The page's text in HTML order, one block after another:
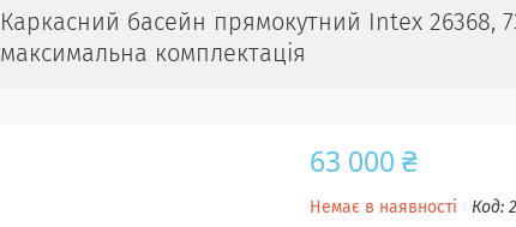
Каркасний басейн прямокутний Intex 26368,
максимальна комплектація
63 000 ₴
Немає в наявності Код: